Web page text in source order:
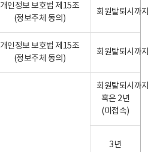
개인정보 보호법 제15조
(정보주체 동의)
회원탈퇴시까
개인정보 보호법 제15조
(정보주체 동의)
회원탈퇴시까
회원탈퇴시까
혹은 2년
(미접속)
3년